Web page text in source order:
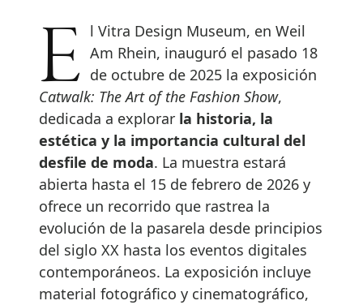
El Vitra Design Museum, en Weil Am Rhein, inauguró el pasado 18
de octubre de 2025 la exposición
Catwalk: The Art of the Fashion Show,
dedicada a explorar la historia, la
estética y la importancia cultural del
desfile de moda. La muestra estará
abierta hasta el 15 de febrero de 2026 y
ofrece un recorrido que rastrea la
evolución de la pasarela desde principios
del siglo XX hasta los eventos digitales
contemporáneos. La exposición incluye
material fotográfico y cinematográfico,